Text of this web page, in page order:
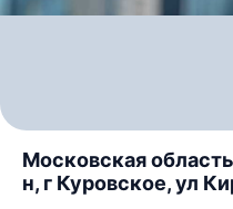
Московская
н, г Куровское, ул